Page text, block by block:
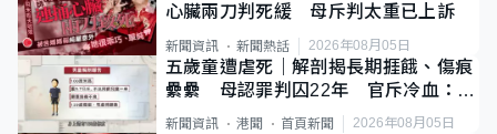
心臟兩刀判死緩 母斥判太重已上訴
新聞資訊 新聞熱話 2026年08月05日
五歲童遭虐死｜解剖揭長期捱餓、傷痕
纍纍 母認罪判囚22年 官斥冷血：同
類案最惡劣
新聞資訊 港聞 首頁新聞 2026年08月05日